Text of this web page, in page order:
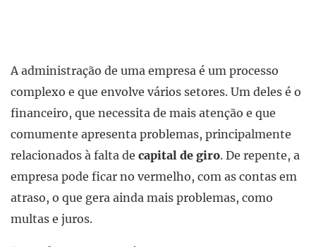
A administração de uma empresa é um processo
complexo e que envolve vários setores. Um deles é o
financeiro, que necessita de mais atenção e que
comumente apresenta problemas, principalmente
relacionados à falta de capital de giro. De repente, a
empresa pode ficar no vermelho, com as contas em
atraso, o que gera ainda mais problemas, como
multas e juros.